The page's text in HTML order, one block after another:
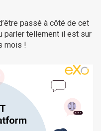
passé à côté de cet
parler tellement il est sur
mois !